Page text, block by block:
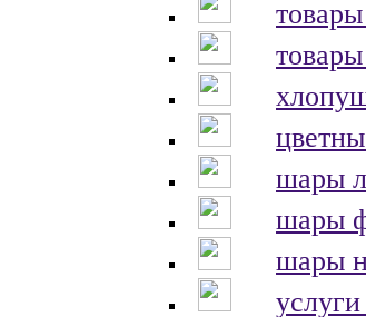
шары
шары
шары